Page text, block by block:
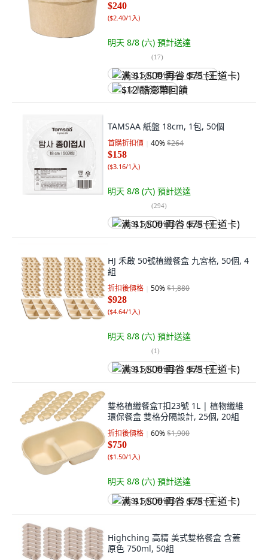
$240
($2.40/1入)
明天 8/8 (六) 預計送達
(17)
满 $1,500 再省 $75 (王道卡)
$12 酷澎幣回饋
TAMSAA 紙盤 18cm, 1包, 50個
首購折扣價 40%$264
$158
($3.16/1入)
明天 8/8 (六) 預計送達
(294)
满 $1,500 再省 $75 (王道卡)
HJ 禾啟 50號植纖餐盒 九宮格, 50個, 4
組
折扣後價格 50%$1,880
$928
($4.64/1入)
明天 8/8 (六) 預計送達
(1)
满 $1,500 再省 $75 (王道卡)
雙格植纖餐盒T扣23號 1L | 植物纖維
環保餐盒 雙格分隔設計, 25個, 20組
折扣後價格 60%$1,900
$750
($1.50/1入)
明天 8/8 (六) 預計送達
满 $1,500 再省 $75 (王道卡)
Highching 高精 美式雙格餐盒 含蓋
原色 750ml, 50組